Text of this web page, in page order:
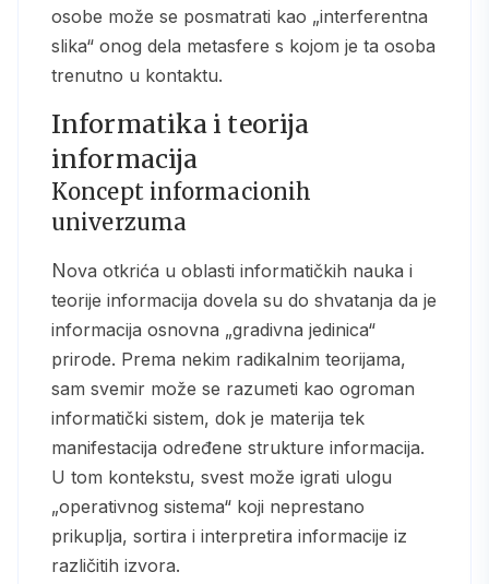
osobe može se posmatrati kao „interferentna
slika“ onog dela metasfere s kojom je ta osoba
trenutno u kontaktu.
Informatika i teorija
informacija
Koncept informacionih
univerzuma
Nova otkrića u oblasti informatičkih nauka i
teorije informacija dovela su do shvatanja da je
informacija osnovna „gradivna jedinica“
prirode. Prema nekim radikalnim teorijama,
sam svemir može se razumeti kao ogroman
informatički sistem, dok je materija tek
manifestacija određene strukture informacija.
U tom kontekstu, svest može igrati ulogu
„operativnog sistema“ koji neprestano
prikuplja, sortira i interpretira informacije iz
različitih izvora.